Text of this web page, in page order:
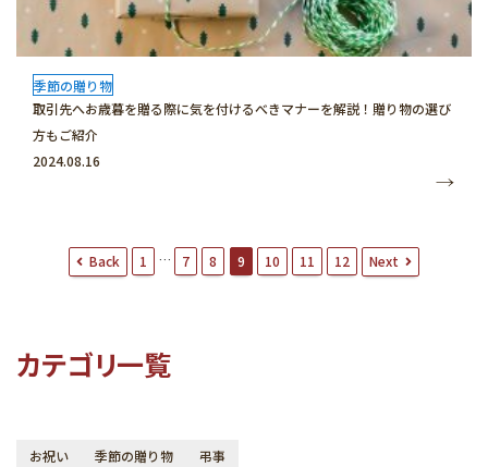
季節の贈り物
取引先へお歳暮を贈る際に気を付けるべきマナーを解説！贈り物の選び
方もご紹介
2024.08.16
シ
Back 1 … 7 8 9 10 11 12 Next
カテゴリ一覧
お祝い 季節の贈り物 弔事